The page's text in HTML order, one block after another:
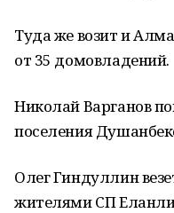
Туда же возит и
от 35 домовладений.
Николай Варганов
поселения
Олег Гиндуллин
жителями СП